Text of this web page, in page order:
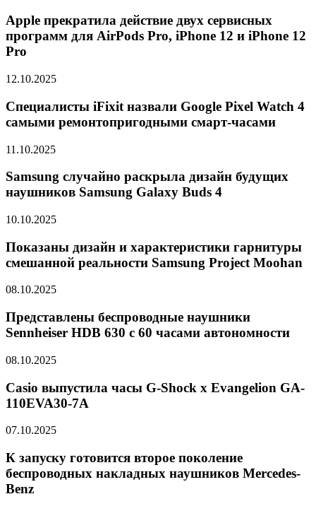
Apple прекратила действие двух сервисных
программ для AirPods Pro, iPhone 12 и iPhone 12
Pro
12.10.2025
Специалисты iFixit назвали Google Pixel Watch 4
самыми ремонтопригодными смарт-часами
11.10.2025
Samsung случайно раскрыла дизайн будущих
наушников Samsung Galaxy Buds 4
10.10.2025
Показаны дизайн и характеристики гарнитуры
смешанной реальности Samsung Project Moohan
08.10.2025
Представлены беспроводные наушники
Sennheiser HDB 630 с 60 часами автономности
08.10.2025
Casio выпустила часы G-Shock x Evangelion GA-
110EVA30-7A
07.10.2025
К запуску готовится второе поколение
беспроводных накладных наушников Mercedes-
Benz